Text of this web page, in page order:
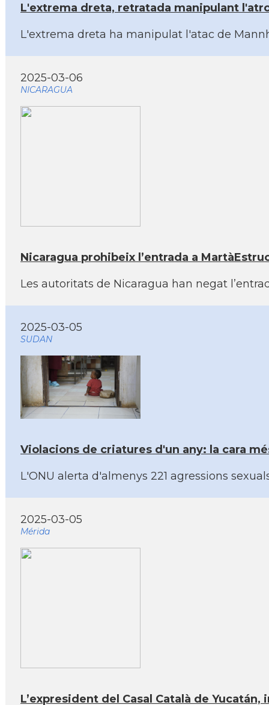
L'extrema dreta, retratada manipulant
L'extrema dreta ha manipulat l'atac de
2025-03-06
NICARAGUA
Nicaragua prohibeix l’entrada a
Les autoritats de Nicaragua han negat
2025-03-05
SUDAN
Violacions de criatures d'un any: la cara
L'ONU alerta d'almenys 221 agressions
2025-03-05
Mérida
L’expresident del Casal Català de